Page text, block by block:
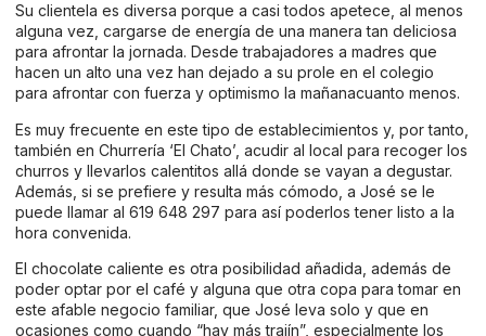
Su clientela es diversa porque a casi todos apetece, al menos
alguna vez, cargarse de energía de una manera tan deliciosa
para afrontar la jornada. Desde trabajadores a madres que
hacen un alto una vez han dejado a su prole en el colegio
para afrontar con fuerza y optimismo la mañanacuanto menos.
Es muy frecuente en este tipo de establecimientos y, por tanto,
también en Churrería ‘El Chato’, acudir al local para recoger los
churros y llevarlos calentitos allá donde se vayan a degustar.
Además, si se prefiere y resulta más cómodo, a José se le
puede llamar al 619 648 297 para así poderlos tener listo a la
hora convenida.
El chocolate caliente es otra posibilidad añadida, además de
poder optar por el café y alguna que otra copa para tomar en
este afable negocio familiar, que José leva solo y que en
ocasiones como cuando “hay más trajín”, especialmente los